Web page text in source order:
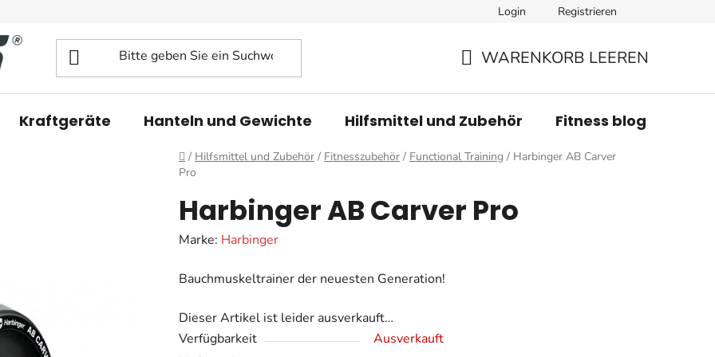
Login Registrieren
WARENKORB LEEREN
Kraftgeräte Hanteln und Gewichte Hilfsmittel und Zubehör Fitness blog
Startseite
/ Hilfsmittel und Zubehör / Fitnesszubehör / Functional Training / Harbinger AB Carver
Pro
Harbinger AB Carver Pro
Marke: Harbinger
Bauchmuskeltrainer der neuesten Generation!
Dieser Artikel ist leider ausverkauft…
Verfügbarkeit
Ausverkauft